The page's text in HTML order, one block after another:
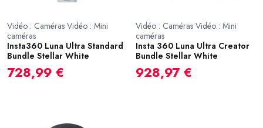
Vidéo : Caméras Vidéo : Mini
caméras
Insta360 Luna Ultra Standard
Bundle Stellar White
728,99 €
Vidéo : Caméras Vidéo : Mini
caméras
Insta 360 Luna Ultra Creator
Bundle Stellar White
928,97 €